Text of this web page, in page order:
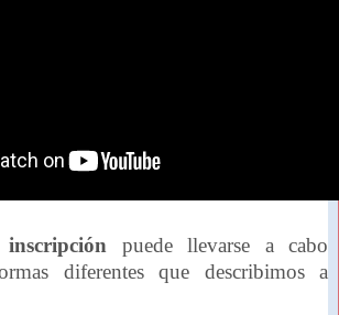
puede llevarse a cabo
diferentes que describimos a